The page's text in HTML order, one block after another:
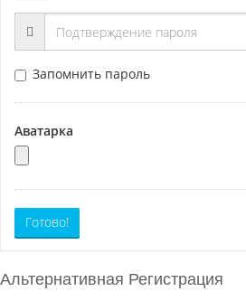
Запомнить пароль
Аватарка
Готово!
Альтернативная Регистрация